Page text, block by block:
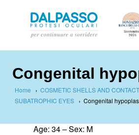
Congenital
Home › COSMETIC SHELLS AND
SUBATROPHIC EYES › Congenital
Age: 34 – Sex: M